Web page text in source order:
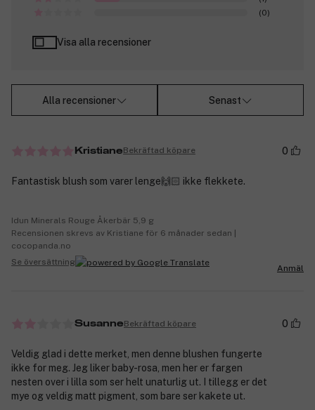
(0)
Visa alla recensioner
Alla recensioner Senast
KristianeBekräftad köpare 0
Fantastisk blush som varer lenge🙌🏻 ikke flekkete.
Idun Minerals Rouge Åkerbär 5,9 g
Recensionen skrevs av Kristiane för 6 månader sedan |
cocopanda.no
Se översättning
Anmäl
SusanneBekräftad köpare 0
Veldig glad i dette merket, men denne blushen fungerte
ikke for meg. Jeg liker baby-rosa, men her er fargen
nesten over i lilla som ser helt unaturlig ut. I tillegg er det
mye og veldig matt pigment, som bare ser kakete ut.